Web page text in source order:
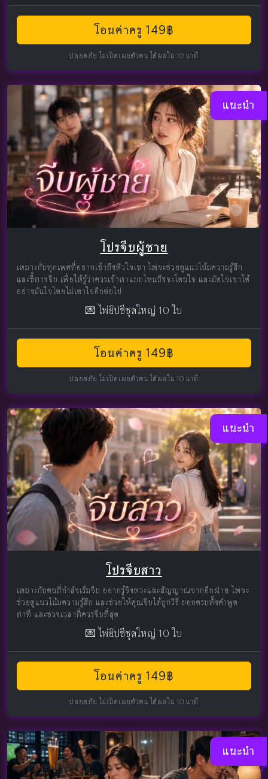
โอนค่าครู 149฿
ปลอดภัย ไม่เปิดเผยตัวตน ได้ผลใน 10 นาที
แนะนำ
โปรจีบผู้ชาย
เหมาะกับทุกเพศที่อยากเข้าถึงหัวใจเขา ไพ่จะช่วยดูแนวโน้มความรู้สึก
และชี้ทางจีบ เพื่อให้รู้ว่าควรเข้าหาแบบไหนถึงจะโดนใจ และมัดใจเขาได้
อย่างมั่นใจโดยไม่เดาใจอีกต่อไป
💌 ไพ่ยิปซีชุดใหญ่ 10 ใบ
โอนค่าครู 149฿
ปลอดภัย ไม่เปิดเผยตัวตน ได้ผลใน 10 นาที
แนะนำ
โปรจีบสาว
เหมาะกับคนที่กำลังเริ่มจีบ อยากรู้จังหวะและสัญญาณจากอีกฝ่าย ไพ่จะ
ช่วยดูแนวโน้มความรู้สึก และช่วยให้คุณจีบได้ถูกวิธี บอกครบทั้งคำพูด
ท่าที และช่วงเวลาที่ควรจีบที่สุด
💌 ไพ่ยิปซีชุดใหญ่ 10 ใบ
โอนค่าครู 149฿
ปลอดภัย ไม่เปิดเผยตัวตน ได้ผลใน 10 นาที
แนะนำ